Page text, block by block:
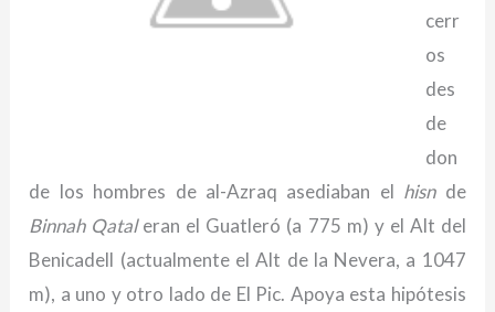
cerr
os
des
de
don
de los hombres de al-Azraq asediaban el hisnde
Binnah Qataleran el Guatleró (a 775 m) y el Alt del
Benicadell (actualmente el Alt de la Nevera, a 1047
m), a uno y otro lado de El Pic. Apoya esta hipótesis